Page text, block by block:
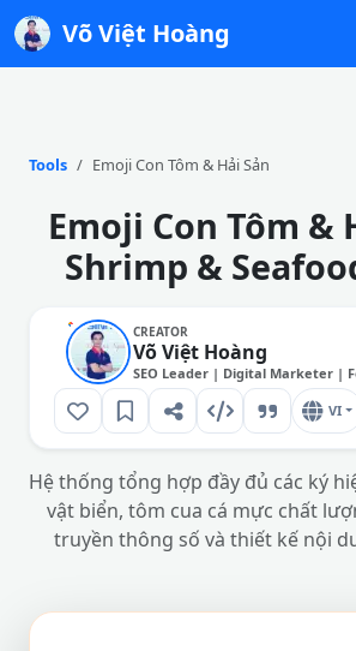
Võ Việt Hoàng
Tools Emoji Con Tôm & Hải Sản
Emoji Con Tôm &
Shrimp &
CREATOR
Võ Việt Hoàng
SEO Leader | Digital Marketer |
VI
Hệ thống tổng hợp đầy đủ các ký
vật biển, tôm cua cá mực chất
truyền thông số và thiết kế nội